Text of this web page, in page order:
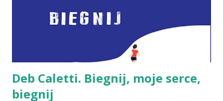
Rodzina się zgadza, chłopiec i anioł zostają wyposażeni w
rower z przyczepką i wyekspediowani do cioci Ody, u
której jest Kuleczka, Bazyl, Ossa, przestrzeń i niczym
nieskrępowana (lub tak się wydaje) wolność....
Deb Caletti. Biegnij, moje serce,
biegnij